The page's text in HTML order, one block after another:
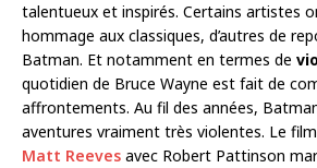
talentueux et inspirés. Certains artistes
hommage aux classiques, d’autres de
Batman. Et notamment en termes de
quotidien de Bruce Wayne est fait de
affrontements. Au fil des années,
aventures vraiment très violentes. Le film
Matt Reeves avec Robert Pattinson